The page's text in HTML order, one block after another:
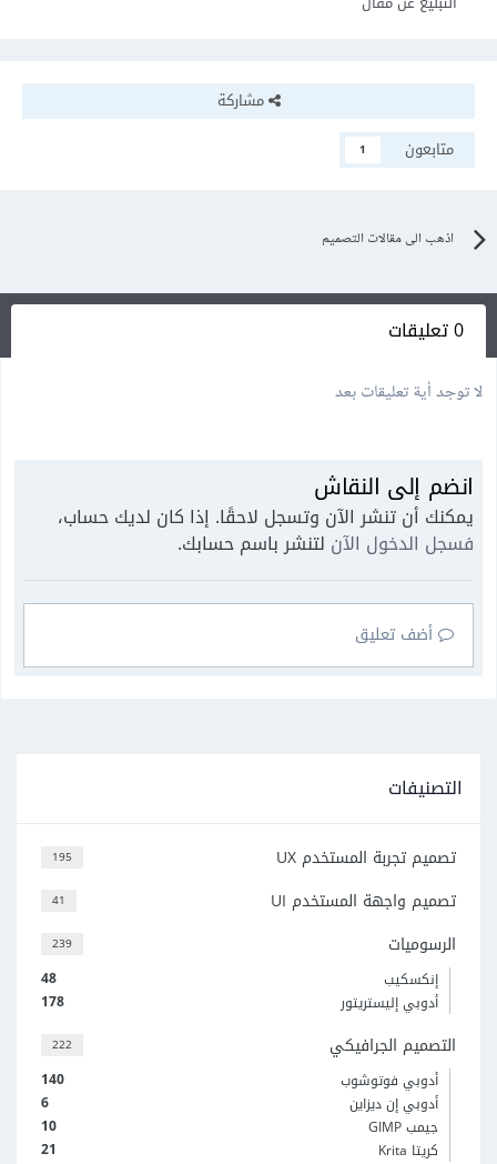
مشاركة
متابعون
1
اذهب الى مقالات التصميم
0 تعليقات
لا توجد أية تعليقات بعد
انضم إلى النقاش
يمكنك أن تنشر الآن وتسجل لاحقًا. إذا كان لديك حساب،
فسجل الدخول الآن لتنشر باسم حسابك.
أضف تعليق
التصنيفات
195 تصميم تجربة المستخدم UX
41 تصميم واجهة المستخدم UI
239 الرسوميات
48
إنكسكيب
178
أدوبي إليستريتور
222 التصميم الجرافيكي
140
أدوبي فوتوشوب
6
أدوبي إن ديزاين
10
جيمب GIMP
21
كريتا Krita